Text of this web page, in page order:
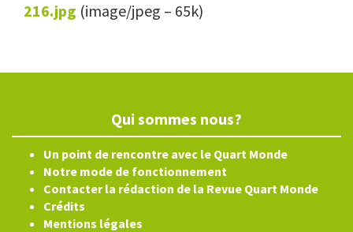
216.jpg (image/jpeg – 65k)
Qui sommes nous?
Un point de rencontre avec le Quart Monde
Notre mode de fonctionnement
Contacter la rédaction de la Revue Quart Monde
Crédits
Mentions légales